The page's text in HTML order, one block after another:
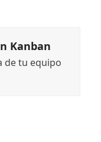
Kanban
de tu equipo